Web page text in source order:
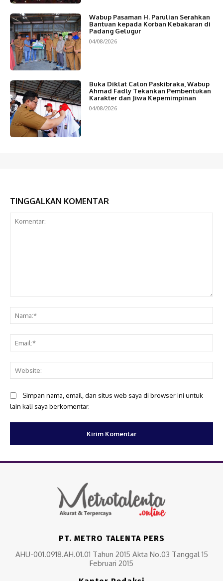
Wabup Pasaman H. Parulian Serahkan
Bantuan kepada Korban Kebakaran di
Padang Gelugur
04/08/2026
Buka Diklat Calon Paskibraka, Wabup
Ahmad Fadly Tekankan Pembentukan
Karakter dan Jiwa Kepemimpinan
04/08/2026
TINGGALKAN KOMENTAR
Simpan nama, email, dan situs web saya di browser ini untuk
lain kali saya berkomentar.
PT. METRO TALENTA PERS
AHU-001.0918.AH.01.01 Tahun 2015 Akta No.03 Tanggal 15
Februari 2015